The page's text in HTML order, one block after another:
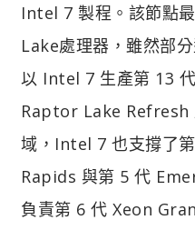
Intel 7 製程。該節點
Lake處理器，雖然部
以 Intel 7 生產第 13
Raptor Lake Refresh
域，Intel 7 也支撐了
Rapids 與第 5 代
負責第 6 代 Xeon